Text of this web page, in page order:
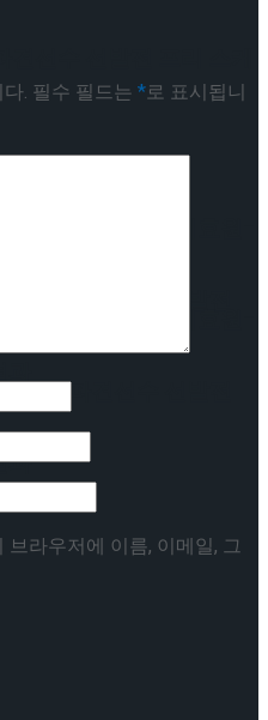
JGP 파견선수 선발전
과
. 필수 필드는 *로 표시됩니
라우저에 이름, 이메일, 그